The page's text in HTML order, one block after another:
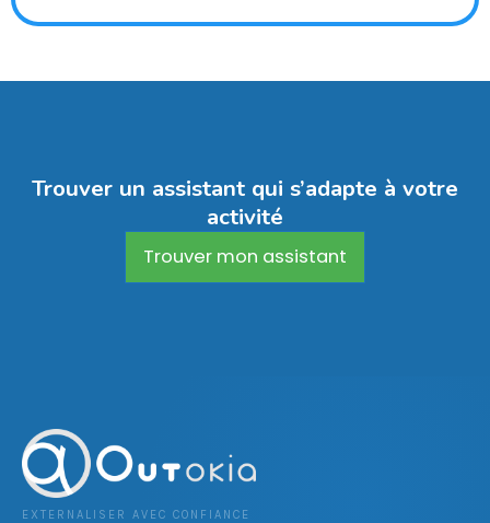
Trouver un assistant qui s’adapte à votre
activité
Trouver mon assistant
EXTERNALISER AVEC CONFIANCE